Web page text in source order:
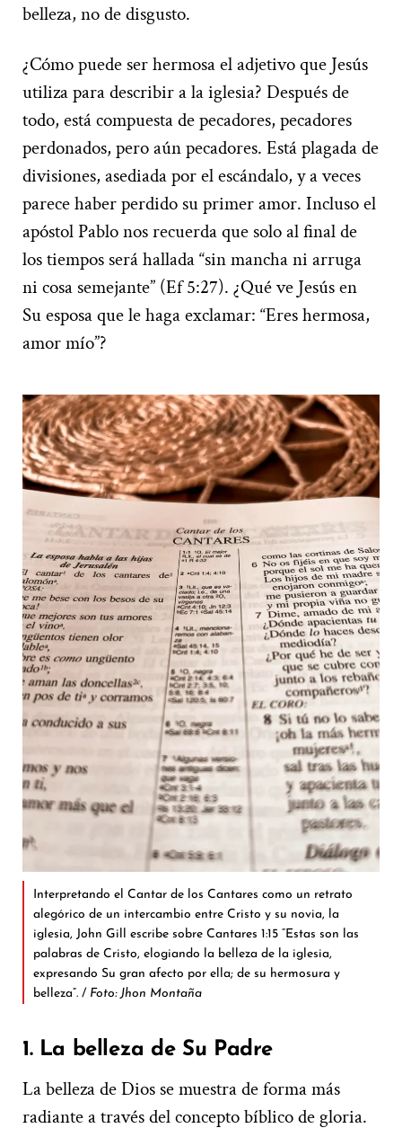
belleza, no de disgusto.
¿Cómo puede ser hermosa el adjetivo que Jesús
utiliza para describir a la iglesia? Después de
todo, está compuesta de pecadores, pecadores
perdonados, pero aún pecadores. Está plagada de
divisiones, asediada por el escándalo, y a veces
parece haber perdido su primer amor. Incluso el
apóstol Pablo nos recuerda que solo al final de
los tiempos será hallada “sin mancha ni arruga
ni cosa semejante” (Ef 5:27). ¿Qué ve Jesús en
Su esposa que le haga exclamar: “Eres hermosa,
amor mío”?
Interpretando el Cantar de los Cantares como un retrato
alegórico de un intercambio entre Cristo y su novia, la
iglesia, John Gill escribe sobre Cantares 1:15 “Estas son las
palabras de Cristo, elogiando la belleza de la iglesia,
expresando Su gran afecto por ella; de su hermosura y
belleza”. / Foto: Jhon Montaña
1. La belleza de Su Padre
La belleza de Dios se muestra de forma más
radiante a través del concepto bíblico de gloria.